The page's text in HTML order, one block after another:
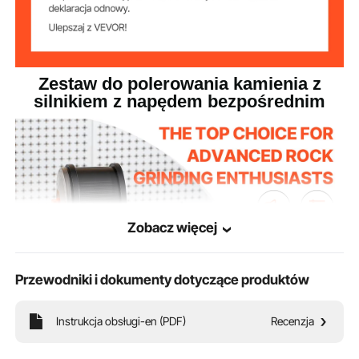
Zestaw do polerowania kamienia z
silnikiem z napędem bezpośrednim
Zobacz więcej
Przewodniki i dokumenty dotyczące produktów
Instrukcja obsługi-en (PDF) Recenzja